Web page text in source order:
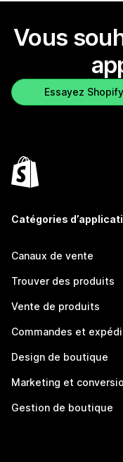
Vous
Essayez
Catégories
Canaux de vente
Trouver des produits
Vente de produits
Commandes et
Design de boutique
Marketing et
Gestion de boutique